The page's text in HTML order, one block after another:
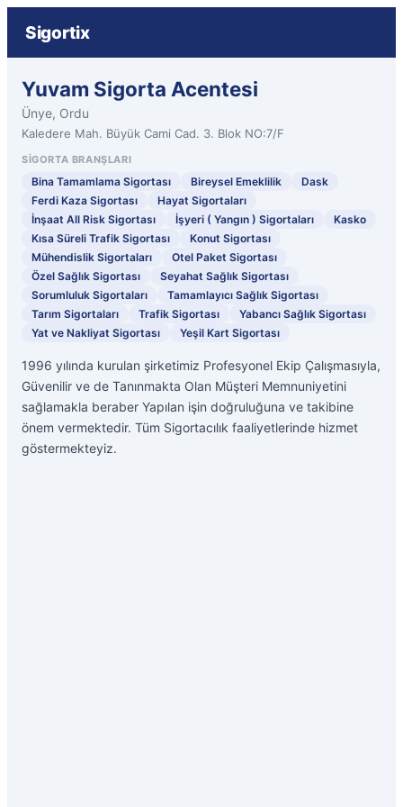
Sigortix
Yuvam Sigorta Acentesi
Ünye, Ordu
Kaledere Mah. Büyük Cami Cad. 3. Blok NO:7/F
SIGORTA BRANŞLARI
Bina Tamamlama Sigortası Bireysel Emeklilik
Dask
Ferdi Kaza Sigortası
Hayat Sigortaları
İnşaat All Risk Sigortası
İşyeri ( Yangın ) Sigortaları
Kasko
Kısa Süreli Trafik Sigortası
Konut Sigortası
Mühendislik Sigortaları
Otel Paket Sigortası
Özel Sağlık Sigortası
Seyahat Sağlık Sigortası
Sorumluluk Sigortaları
Tamamlayıcı Sağlık Sigortası
Tarım Sigortaları
Trafik Sigortası
Yabancı Sağlık Sigortası
Yat ve Nakliyat Sigortası
Yeşil Kart Sigortası
1996 yılında kurulan şirketimiz Profesyonel Ekip Çalışmasıyla,
Güvenilir ve de Tanınmakta Olan Müşteri Memnuniyetini
sağlamakla beraber Yapılan işin doğruluğuna ve takibine
önem vermektedir. Tüm Sigortacılık faaliyetlerinde hizmet
göstermekteyiz.